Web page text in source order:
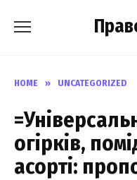
HOME » UNCATEGORIZED
огірків,
асорті: